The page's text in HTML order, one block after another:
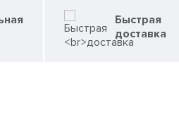
Быстрая
доставка